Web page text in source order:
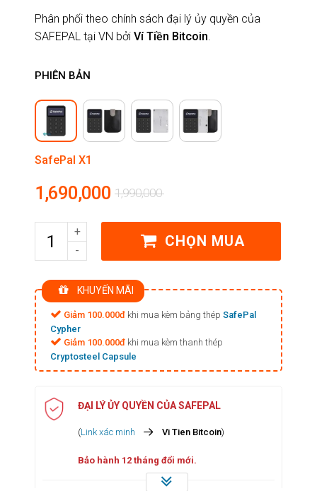
Phân phối theo chính sách đại lý ủy quyền của
SAFEPAL tại VN bởi Ví Tiền Bitcoin.
PHIÊN BẢN
SafePal X1
1,990,000
1,690,000
lượng
CHỌN MUA
KHUYẾN MÃI
Giảm 100.000đ khi mua kèm bảng thép SafePal
Cypher
Giảm 100.000đ khi mua kèm thanh thép
Cryptosteel Capsule
ĐẠI LÝ ỦY QUYỀN CỦA SAFEPAL
(Link xác minh Vi Tien Bitcoin)
Bảo hành 12 tháng đổi mới.